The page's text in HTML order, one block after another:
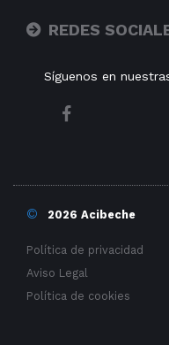
REDES
Síguenos en
© 2026 Acibeche
Política de privacidad
Aviso Legal
Política de cookies